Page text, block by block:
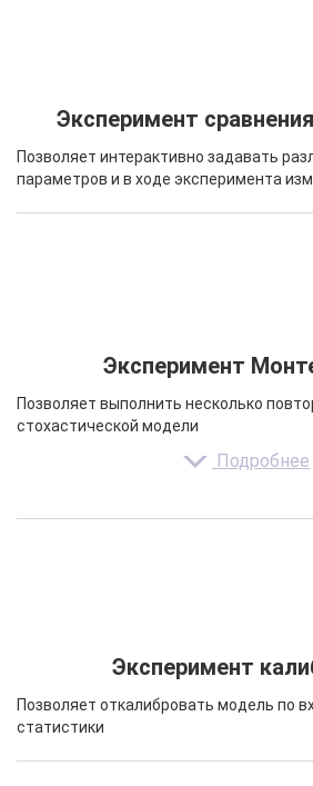
Эксперимент
Позволяет интерактивно задавать
параметров и в ходе эксперимента
Эксперимент
Позволяет выполнить несколько
стохастической модели
Подробнее
Эксперимент
Позволяет откалибровать модель по
статистики